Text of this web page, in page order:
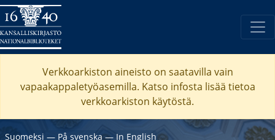
Verkkoarkiston aineisto on saatavilla vain
vapaakappaletyöasemilla. Katso infosta lisää tietoa
verkkoarkiston käytöstä.
Suomeksi ― På svenska― In English